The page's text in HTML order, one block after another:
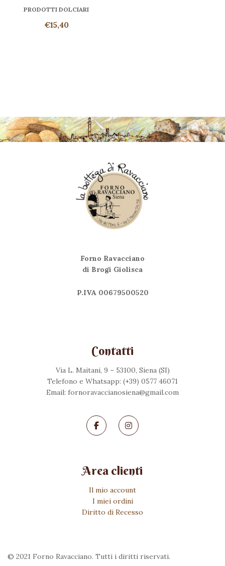
PRODOTTI DOLCIARI
€15,40
Forno Ravacciano
di Brogi Giolisca
P.IVA 00679500520
Contatti
Via L. Maitani, 9 – 53100, Siena (SI)
Telefono e Whatsapp: (+39) 0577 46071
Email: fornoravaccianosiena@gmail.com
Area clienti
Il mio account
I miei ordini
Diritto di Recesso
© 2021 Forno Ravacciano. Tutti i diritti riservati.